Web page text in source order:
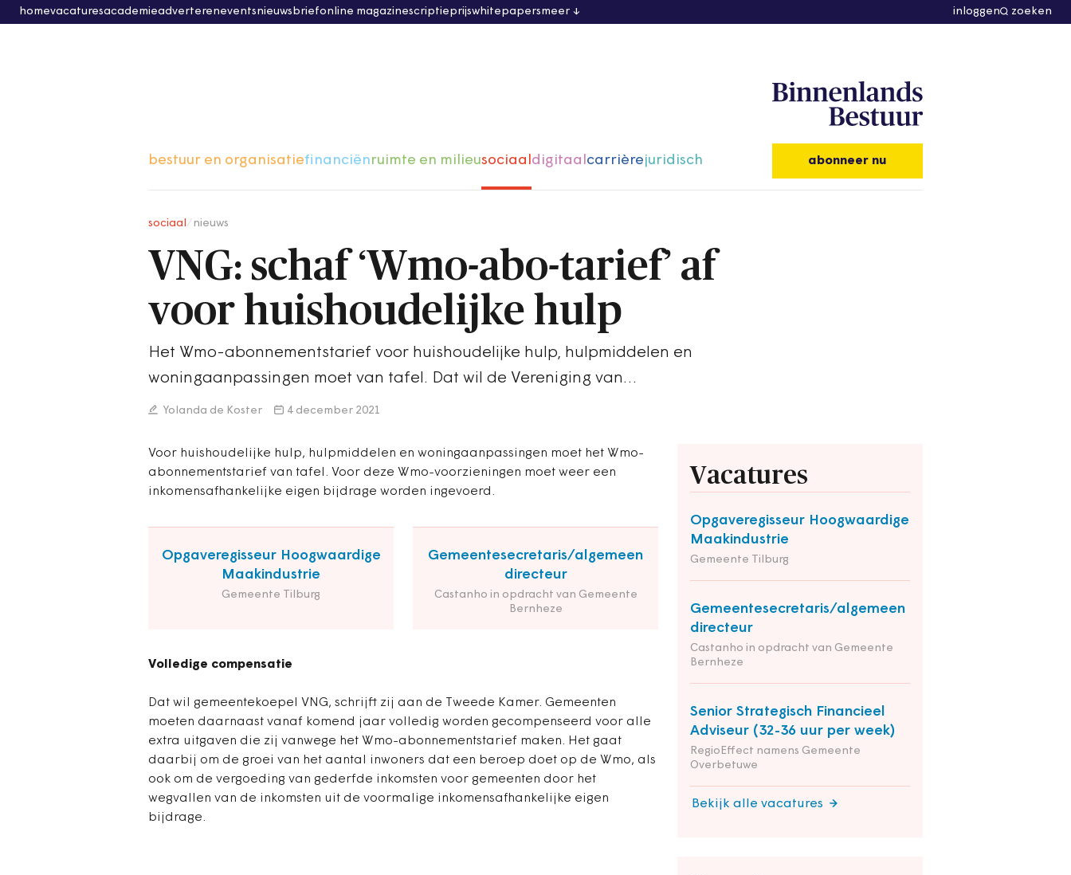
homevacaturesacademieadvertereneventsnieuwsbriefonline magazinescriptieprijswhitepapersmeer inloggen zoeken
bestuur en organisatiefinanciënruimte en milieusociaaldigitaalcarrièrejuridisch abonneer nu
sociaal nieuws
VNG: schaf ‘Wmo-abo-tarief’ af
voor huishoudelijke hulp
Het Wmo-abonnementstarief voor huishoudelijke hulp, hulpmiddelen en
woningaanpassingen moet van tafel. Dat wil de Vereniging van…
Yolanda de Koster 4 december 2021
Voor huishoudelijke hulp, hulpmiddelen en woningaanpassingen moet het Wmo-
abonnementstarief van tafel. Voor deze Wmo-voorzieningen moet weer een
inkomensafhankelijke eigen bijdrage worden ingevoerd.
Opgaveregisseur Hoogwaardige
Maakindustrie
Gemeente Tilburg
Gemeentesecretaris/algemeen
directeur
Castanho in opdracht van Gemeente
Bernheze
Volledige compensatie
Vacatures
Opgaveregisseur Hoogwaardige
Maakindustrie
Gemeente Tilburg
Gemeentesecretaris/algemeen
directeur
Castanho in opdracht van Gemeente
Bernheze
Senior Strategisch Financieel
Adviseur (32-36 uur per week)
RegioEffect namens Gemeente
Overbetuwe
Bekijk alle vacatures
Dat wil gemeentekoepel VNG, schrijft zij aan de Tweede Kamer. Gemeenten
moeten daarnaast vanaf komend jaar volledig worden gecompenseerd voor alle
extra uitgaven die zij vanwege het Wmo-abonnementstarief maken. Het gaat
daarbij om de groei van het aantal inwoners dat een beroep doet op de Wmo, als
ook om de vergoeding van gederfde inkomsten voor gemeenten door het
wegvallen van de inkomsten uit de voormalige inkomensafhankelijke eigen
bijdrage.